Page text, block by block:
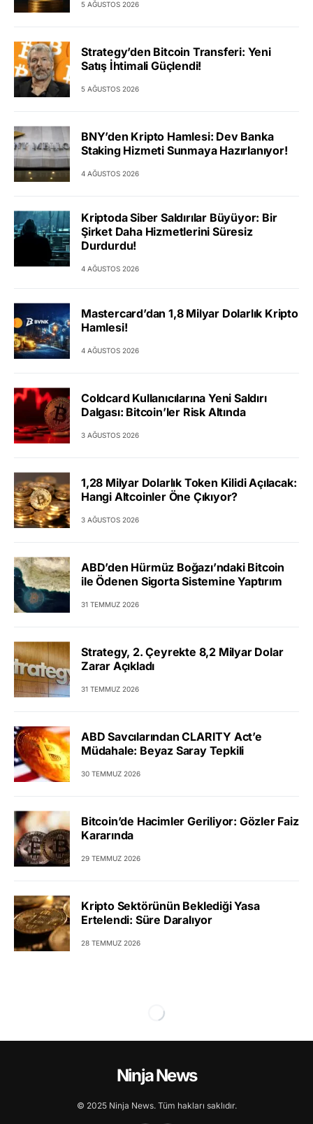
5 AĞUSTOS 2026
Strategy’den Bitcoin Transferi: Yeni
Satış İhtimali Güçlendi!
5 AĞUSTOS 2026
BNY’den Kripto Hamlesi: Dev Banka
Staking Hizmeti Sunmaya Hazırlanıyor!
4 AĞUSTOS 2026
Kriptoda Siber Saldırılar Büyüyor: Bir
Şirket Daha Hizmetlerini Süresiz
Durdurdu!
4 AĞUSTOS 2026
Mastercard’dan 1,8 Milyar Dolarlık Kripto
Hamlesi!
4 AĞUSTOS 2026
Coldcard Kullanıcılarına Yeni Saldırı
Dalgası: Bitcoin’ler Risk Altında
3 AĞUSTOS 2026
1,28 Milyar Dolarlık Token Kilidi Açılacak:
Hangi Altcoinler Öne Çıkıyor?
3 AĞUSTOS 2026
ABD’den Hürmüz Boğazı’ndaki Bitcoin
ile Ödenen Sigorta Sistemine Yaptırım
31 TEMMUZ 2026
Strategy, 2. Çeyrekte 8,2 Milyar Dolar
Zarar Açıkladı
31 TEMMUZ 2026
ABD Savcılarından CLARITY Act’e
Müdahale: Beyaz Saray Tepkili
30 TEMMUZ 2026
Bitcoin’de Hacimler Geriliyor: Gözler Faiz
Kararında
29 TEMMUZ 2026
Kripto Sektörünün Beklediği Yasa
Ertelendi: Süre Daralıyor
28 TEMMUZ 2026
Ninja News
© 2025 Ninja News. Tüm hakları saklıdır.